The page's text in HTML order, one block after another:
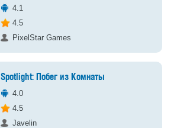
4.1
4.5
PixelStar Games
Spotlight: Побег из Комнаты
4.0
4.5
Javelin